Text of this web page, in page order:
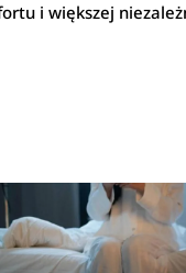
i większej